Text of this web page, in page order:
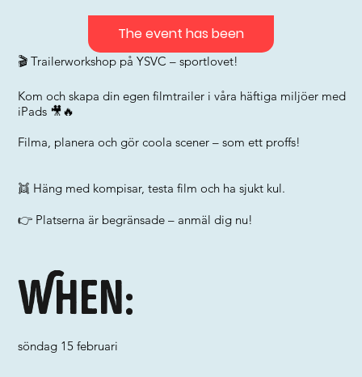
🎬 Trailerworkshop på YSVC – sportlovet!
Kom och skapa din egen filmtrailer i våra häftiga miljöer med
iPads 🎥🔥
Filma, planera och gör coola scener – som ett proffs!
👯 Häng med kompisar, testa film och ha sjukt kul.
👉 Platserna är begränsade – anmäl dig nu!
When:
söndag 15 februari
The event has been